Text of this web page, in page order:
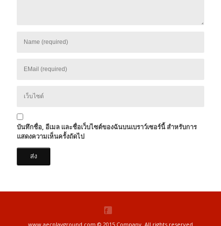
บันทึกชื่อ, อีเมล และชื่อเว็บไซต์ของฉันบนเบราว์เซอร์นี้ สำหรับการ
แสดงความเห็นครั้งถัดไป
www.aecplayground.com © 2015 Company. All rights reserved